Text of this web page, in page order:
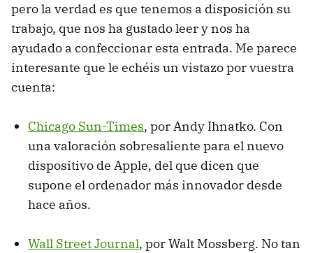
pero la verdad es que tenemos a disposición su
trabajo, que nos ha gustado leer y nos ha
ayudado a confeccionar esta entrada. Me parece
interesante que le echéis un vistazo por vuestra
cuenta:
Chicago Sun-Times, por Andy Ihnatko. Con
una valoración sobresaliente para el nuevo
dispositivo de Apple, del que dicen que
supone el ordenador más innovador desde
hace años.
Wall Street Journal, por Walt Mossberg. No tan